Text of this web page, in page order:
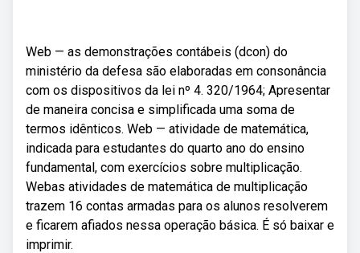
Web — as demonstrações contábeis (dcon) do
ministério da defesa são elaboradas em consonância
com os dispositivos da lei nº 4. 320/1964; Apresentar
de maneira concisa e simplificada uma soma de
termos idênticos. Web — atividade de matemática,
indicada para estudantes do quarto ano do ensino
fundamental, com exercícios sobre multiplicação.
Webas atividades de matemática de multiplicação
trazem 16 contas armadas para os alunos resolverem
e ficarem afiados nessa operação básica. É só baixar e
imprimir.